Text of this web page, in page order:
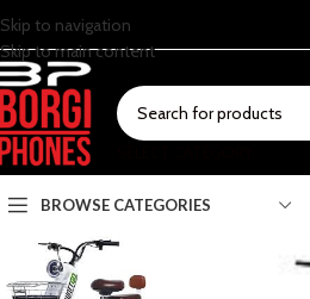
Skip to navigation
Skip to main content
BROWSE CATEGORIES